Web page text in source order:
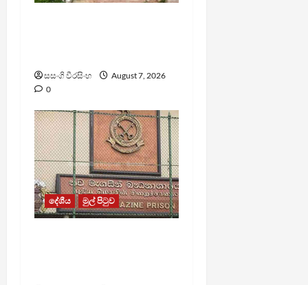
සසංගි වීරසිංහ
August 7, 2026
0
දේශීය මුල් පිටුව